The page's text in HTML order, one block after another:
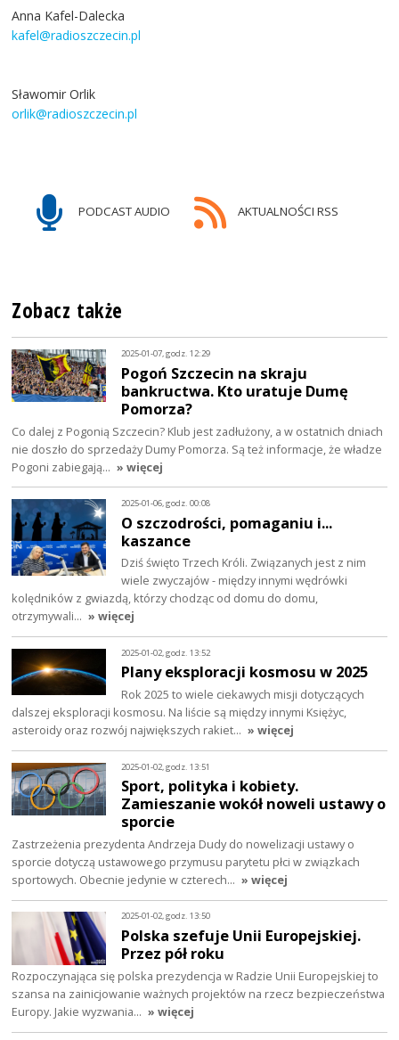
Anna Kafel-Dalecka
kafel@radioszczecin.pl
Sławomir Orlik
orlik@radioszczecin.pl
PODCAST AUDIO AKTUALNOŚCI RSS
Zobacz także
2025-01-07, godz. 12:29
Pogoń Szczecin na skraju
bankructwa. Kto uratuje Dumę
Pomorza?
Co dalej z Pogonią Szczecin? Klub jest zadłużony, a w ostatnich dniach
nie doszło do sprzedaży Dumy Pomorza. Są też informacje, że władze
Pogoni zabiegają… » więcej
2025-01-06, godz. 00:08
O szczodrości, pomaganiu i...
kaszance
Dziś święto Trzech Króli. Związanych jest z nim
wiele zwyczajów - między innymi wędrówki
kolędników z gwiazdą, którzy chodząc od domu do domu,
otrzymywali… » więcej
2025-01-02, godz. 13:52
Plany eksploracji kosmosu w 2025
Rok 2025 to wiele ciekawych misji dotyczących
dalszej eksploracji kosmosu. Na liście są między innymi Księżyc,
asteroidy oraz rozwój największych rakiet… » więcej
2025-01-02, godz. 13:51
Sport, polityka i kobiety.
Zamieszanie wokół noweli ustawy o
sporcie
Zastrzeżenia prezydenta Andrzeja Dudy do nowelizacji ustawy o
sporcie dotyczą ustawowego przymusu parytetu płci w związkach
sportowych. Obecnie jedynie w czterech… » więcej
2025-01-02, godz. 13:50
Polska szefuje Unii Europejskiej.
Przez pół roku
Rozpoczynająca się polska prezydencja w Radzie Unii Europejskiej to
szansa na zainicjowanie ważnych projektów na rzecz bezpieczeństwa
Europy. Jakie wyzwania… » więcej